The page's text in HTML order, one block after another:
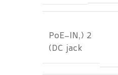
2 (PoE-IN,
DC jack)